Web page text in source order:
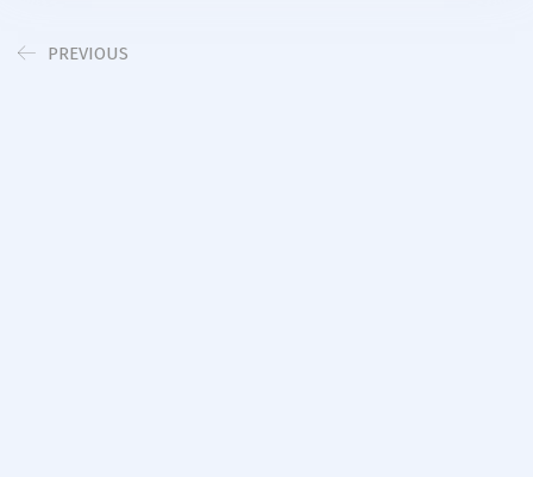
PREVIOUS